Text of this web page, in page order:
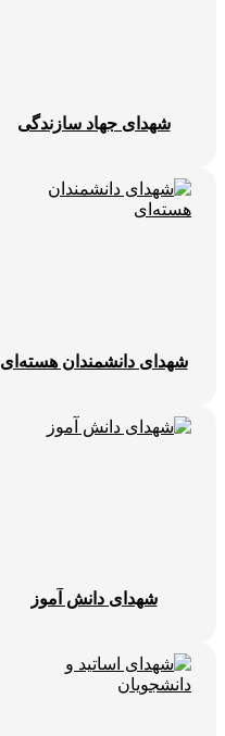
شهدای جهاد سازندگی
شهدای دانشمندان هسته‌ای
شهدای دانش آموز